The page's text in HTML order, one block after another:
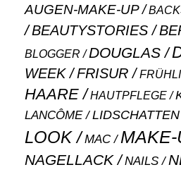
AUGEN-MAKE-UP
BEAUTYSTORIES
BLOGGER
DOUGLAS
WEEK
FRISUR
HAARE HAUTPFLEGE
LANCÔME
LIDSCHATTEN
LOOK MAC MAKE-
NAGELLACK NAILS